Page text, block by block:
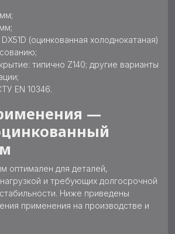
(оцинкованная холоднокатаная)
типично Z140; другие варианты
EN 10346.
—
оптимален для деталей,
и требующих долгосрочной
Ниже приведены
применения на производстве и